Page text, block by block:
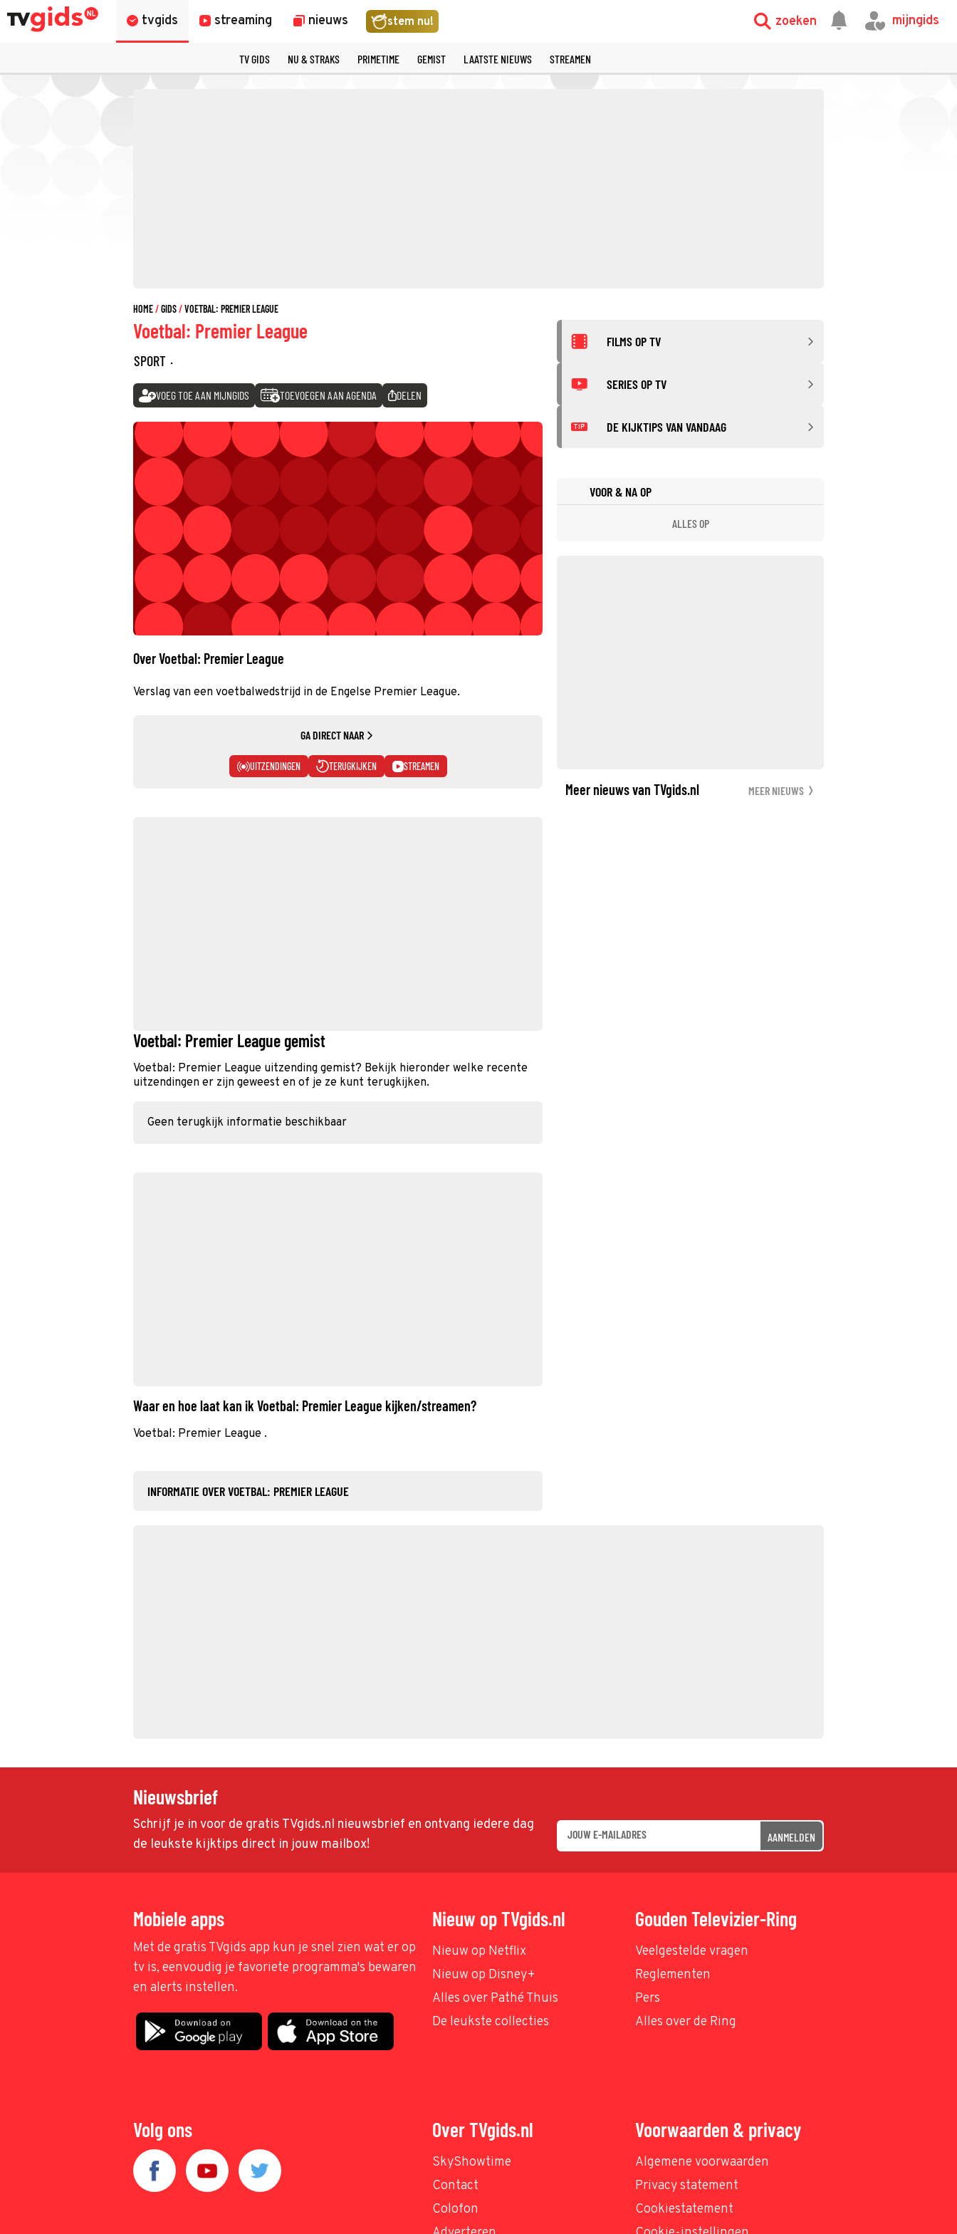
tvgids streaming nieuws stem nu! zoeken mijngids
TV GIDS NU & STRAKS PRIMETIME GEMIST LAATSTE NIEUWS STREAMEN
HOME GIDS VOETBAL: PREMIER LEAGUE
Voetbal: Premier League
SPORT ·
VOEG TOE AAN MIJNGIDS TOEVOEGEN AAN AGENDA DELEN
Over Voetbal: Premier League
Verslag van een voetbalwedstrijd in de Engelse Premier League.
GA DIRECT NAAR
UITZENDINGEN TERUGKIJKEN STREAMEN
Voetbal: Premier League gemist
Voetbal: Premier League uitzending gemist? Bekijk hieronder welke recente
uitzendingen er zijn geweest en of je ze kunt terugkijken.
Geen terugkijk informatie beschikbaar
Waar en hoe laat kan ik Voetbal: Premier League kijken/streamen?
Voetbal: Premier League .
INFORMATIE OVER VOETBAL: PREMIER LEAGUE
FILMS OP TV
SERIES OP TV
TIP DE KIJKTIPS VAN VANDAAG
VOOR & NA OP
ALLES OP
Meer nieuws van TVgids.nl MEER NIEUWS
Nieuwsbrief
Schrijf je in voor de gratis TVgids.nl nieuwsbrief en ontvang iedere dag
de leukste kijktips direct in jouw mailbox!
AANMELDEN
Mobiele apps
Met de gratis TVgids app kun je snel zien wat er op
tv is, eenvoudig je favoriete programma's bewaren
en alerts instellen.
Nieuw op TVgids.nl
Nieuw op Netflix
Nieuw op Disney+
Alles over Pathé Thuis
De leukste collecties
Gouden Televizier-Ring
Veelgestelde vragen
Reglementen
Pers
Alles over de Ring
Volg ons Over TVgids.nl
SkyShowtime
Contact
Colofon
Voorwaarden & privacy
Algemene voorwaarden
Privacy statement
Cookiestatement